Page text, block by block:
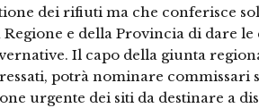
dei rifiuti ma che conferisce
e della Provincia di dare le
Il capo della giunta
potrà nominare commissari
urgente dei siti da destinare a